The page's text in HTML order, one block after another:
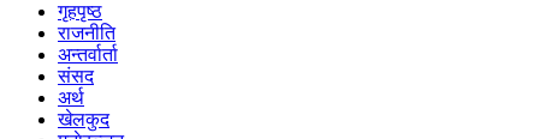
गृहपृष्ठ
राजनीति
अन्तर्वार्ता
संसद
अर्थ
खेलकुद